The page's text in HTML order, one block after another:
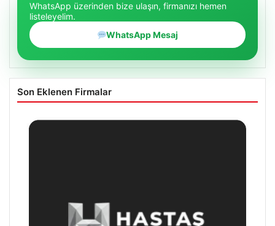
WhatsApp üzerinden bize ulaşın, firmanızı hemen
listeleyelim.
WhatsApp Mesaj
Son Eklenen Firmalar